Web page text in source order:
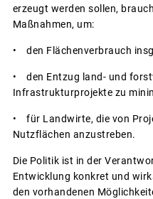
erzeugt werden sollen,
Maßnahmen, um:
• den Flächenverbrauch
• den Entzug land- und
Infrastrukturprojekte zu
• für Landwirte, die von
Nutzflächen anzustreben.
Die Politik ist in der
Entwicklung konkret und
den vorhandenen